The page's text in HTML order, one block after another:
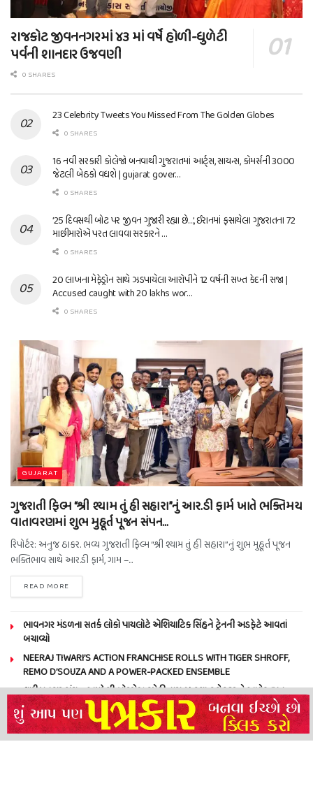
રાજકોટ જીવનનગરમાં ૪૩ માં વર્ષે હોળી-ધુળેટી
પર્વની શાનદાર ઉજવણી
0 SHARES
23 Celebrity Tweets You Missed From The Golden Globes
0 SHARES
16 નવી સરકારી કોલેજો બનવાથી ગુજરાતમાં આર્ટ્સ, સાયન્સ, કોમર્સની 3000
જેટલી બેઠકો વધશે | gujarat gover…
0 SHARES
’25 દિવસથી બોટ પર જીવન ગુજારી રહ્યા છે…’, ઈરાનમાં ફસાયેલા ગુજરાતના 72
માછીમારોએ પરત લાવવા સરકારને …
0 SHARES
20 લાખના મેફેડ્રોન સાથે ઝડપાયેલા આરોપીને 12 વર્ષની સખ્ત કેદની સજા |
Accused caught with 20 lakhs wor…
0 SHARES
GUJARAT
ગુજરાતી ફિલ્મ “શ્રી શ્યામ તું હી સહારા”નું આર.ડી ફાર્મ ખાતે ભક્તિમય
વાતાવરણમાં શુભ મુહૂર્ત પૂજન સંપન…
રિપોર્ટર: અનુજ ઠાકર. ભવ્ય ગુજરાતી ફિલ્મ “શ્રી શ્યામ તું હી સહારા”નું શુભ મુહૂર્ત પૂજન
ભક્તિભાવ સાથે આર.ડી ફાર્મ, ગામ –...
READ MORE
ભાવનગર મંડળના સતર્ક લોકો પાયલોટે એશિયાટિક સિંહને ટ્રેનની અડફેટે આવતાં
બચાવ્યો
NEERAJ TIWARI’S ACTION FRANCHISE ROLLS WITH TIGER SHROFF,
REMO D’SOUZA AND A POWER-PACKED ENSEMBLE
ધારી પત્રકાર સંઘ – અમરેલી બ્રોડગેજ કમેટી દ્વારા જીલ્લા કલેકટર ને આવેદનપત્ર
બ્રહ્માકુમારીઝના “10 કરોડ નશામુક્તિ પ્રતિજ્ઞા રાષ્ટ્રીય મહાઅભિયાન” નો પીએમ મોદી
દ્વારા કરાયો આરંભ